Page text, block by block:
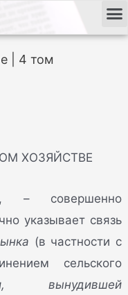
| 4 том
ХОЗЯЙСТВЕ
– совершенно
указывает связь
(в частности с
сельского
вынудившей